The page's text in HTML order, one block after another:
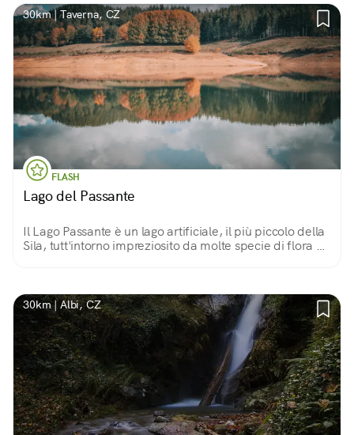
30km | Taverna, CZ
FLASH
Lago del Passante
Il Lago Passante è un lago artificiale, il più piccolo della
Sila, tutt'intorno impreziosito da molte specie di flora e
30km | Albi, CZ